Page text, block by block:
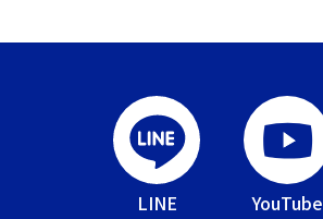
LINE YouTube